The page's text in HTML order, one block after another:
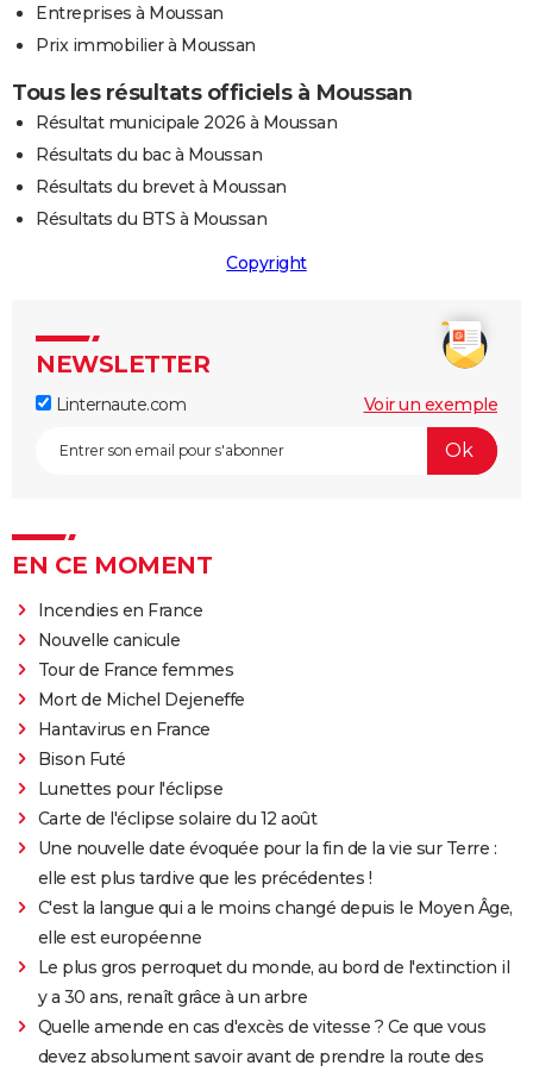
Entreprises à Moussan
Prix immobilier à Moussan
Tous les résultats officiels à Moussan
Résultat municipale 2026 à Moussan
Résultats du bac à Moussan
Résultats du brevet à Moussan
Résultats du BTS à Moussan
Copyright
NEWSLETTER
Linternaute.com Voir un exemple
EN CE MOMENT
Incendies en France
Nouvelle canicule
Tour de France femmes
Mort de Michel Dejeneffe
Hantavirus en France
Bison Futé
Lunettes pour l'éclipse
Carte de l'éclipse solaire du 12 août
Une nouvelle date évoquée pour la fin de la vie sur Terre :
elle est plus tardive que les précédentes !
C'est la langue qui a le moins changé depuis le Moyen Âge,
elle est européenne
Le plus gros perroquet du monde, au bord de l'extinction il
y a 30 ans, renaît grâce à un arbre
Quelle amende en cas d'excès de vitesse ? Ce que vous
devez absolument savoir avant de prendre la route des